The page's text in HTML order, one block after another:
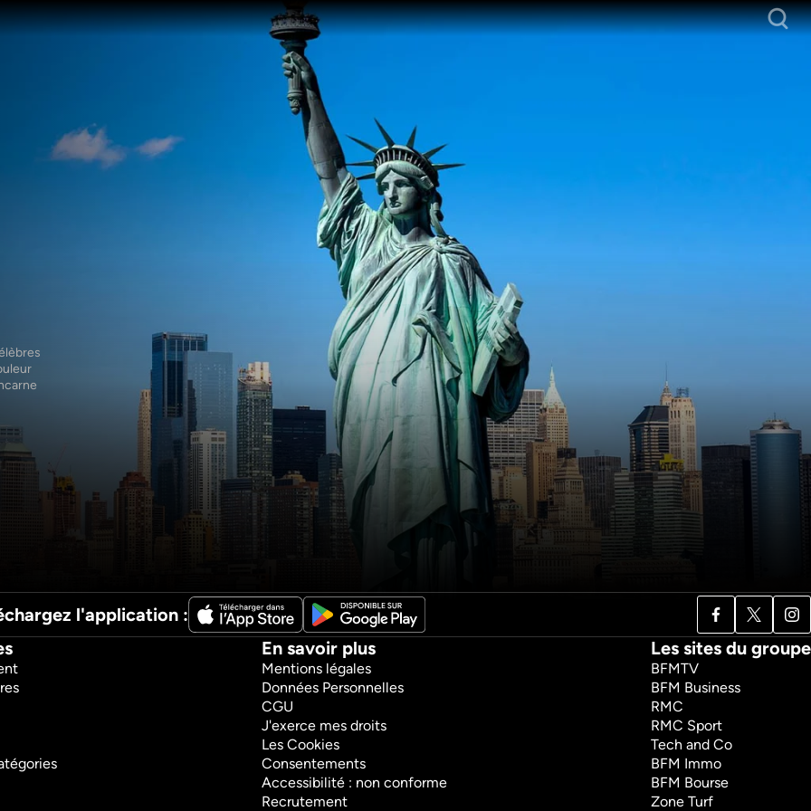
États-
?
Monaco, le rocher de
1h4mVF
Regarder
Les forteresses
55mVF
Regarder
Forteresses et
Histoire
Regarder
l'application :
En savoir plus
Mentions légales
Données Personnelles
CGU
J'exerce mes droits
Les Cookies
Consentements
Accessibilité : non conforme
Recrutement
Les sites du groupe
BFMTV
BFM Business
RMC
RMC Sport
Tech and Co
BFM Immo
BFM Bourse
Zone Turf